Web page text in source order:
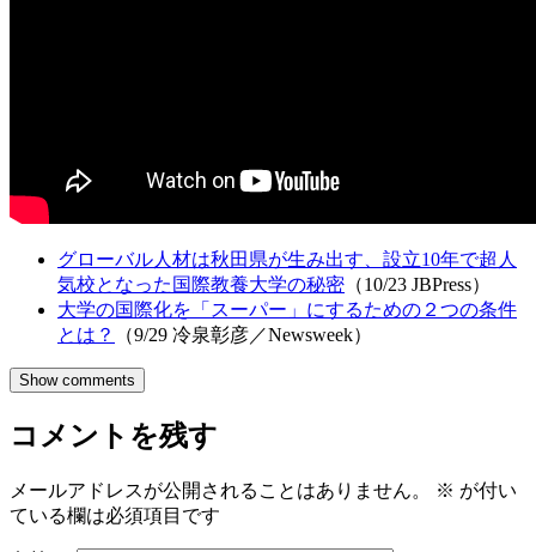
グローバル人材は秋田県が生み出す、設立10年で超人
気校となった国際教養大学の秘密 （10/23 JBPress）
大学の国際化を「スーパー」にするための２つの条件
とは？
（9/29 冷泉彰彦／Newsweek）
Show comments
コメントを残す
メールアドレスが公開されることはありません。 ※ が付い
ている欄は必須項目です